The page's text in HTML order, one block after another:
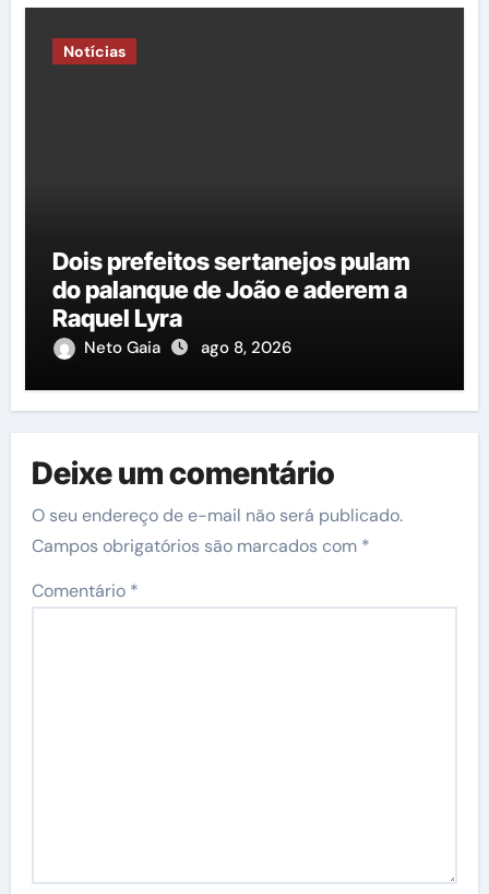
poliesportiva”
Notícias
Dois prefeitos sertanejos pulam
do palanque de João e aderem a
Raquel Lyra
Neto Gaia ago 8, 2026
Deixe um comentário
O seu endereço de e-mail não será publicado.
Campos obrigatórios são marcados com *
Comentário *